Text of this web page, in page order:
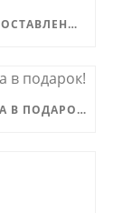
АКЦИЯ ФЕВРАЛЯ: КОНСУЛЬТАЦИЯ И СОСТАВЛЕНИЕ ПЛАНА ЛЕЧЕНИЯ БЕСПЛАТНО!
НОВОГОДНЯЯ АКЦИЯ: ТРЕТЬЯ ПЛОМБА В ПОДАРОК!